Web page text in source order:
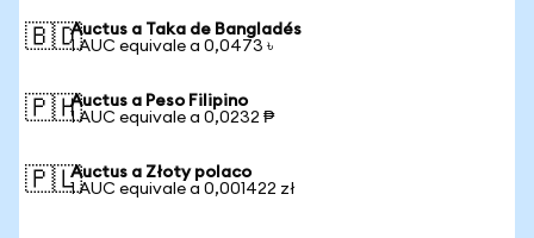
🇧🇩Auctus a Taka de Bangladés
1 AUC equivale a 0,0473 ৳
🇵🇭Auctus a Peso Filipino
1 AUC equivale a 0,0232 ₱
🇵🇱Auctus a Złoty polaco
1 AUC equivale a 0,001422 zł